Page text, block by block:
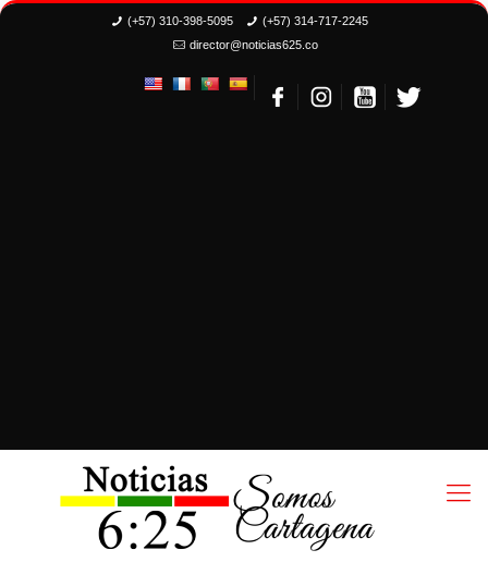
(+57) 310-398-5095
(+57) 314-717-2245
director@noticias625.co